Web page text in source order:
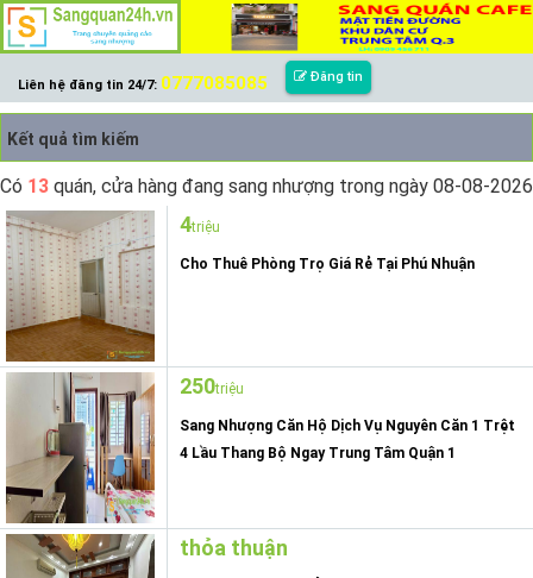
Liên hệ đăng tin 24/7: 0777085085 Đăng tin
Kết quả tìm kiếm
Có 13 quán, cửa hàng đang sang nhượng trong ngày 08-08-2026
4triệu
Cho Thuê Phòng Trọ Giá Rẻ Tại Phú Nhuận
250triệu
Sang Nhượng Căn Hộ Dịch Vụ Nguyên Căn 1 Trệt
4 Lầu Thang Bộ Ngay Trung Tâm Quận 1
thỏa thuận